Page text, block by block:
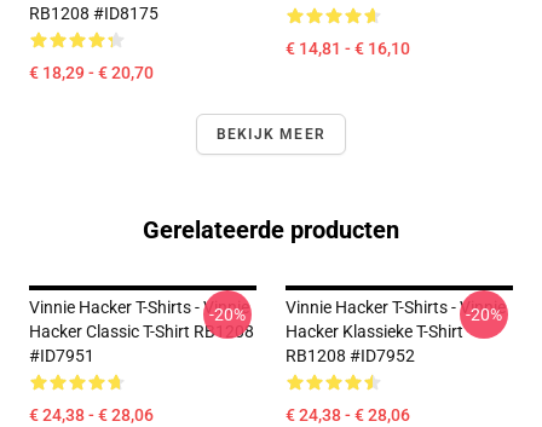
RB1208 #ID8175
€ 18,29 - € 20,70
€ 14,81 - € 16,10
BEKIJK MEER
Gerelateerde producten
Vinnie Hacker T-Shirts - Vinnie
Hacker Classic T-Shirt RB1208
#ID7951
€ 24,38 - € 28,06
-20%
Vinnie Hacker T-Shirts - Vinnie
Hacker Klassieke T-Shirt
RB1208 #ID7952
€ 24,38 - € 28,06
-20%